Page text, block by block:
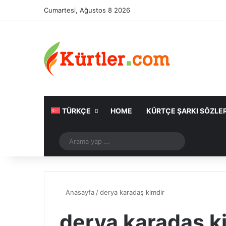
Cumartesi, Ağustos 8 2026
TÜRKÇE HOME KÜRTÇE ŞARKI
Rastgele Makale
yap
Anasayfa /derya karadaş kimdir